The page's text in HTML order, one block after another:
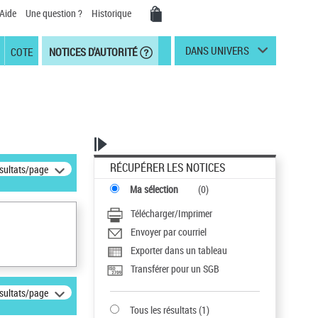
Aide Une question ? Historique
COTE NOTICES D'AUTORITÉ DANS UNIVERS
page
page
RÉCUPÉRER LES NOTICES
Ma sélection (0)
Télécharger/Imprimer
Envoyer par courriel
Exporter dans un tableau
Transférer pour un SGB
Tous les résultats(1)